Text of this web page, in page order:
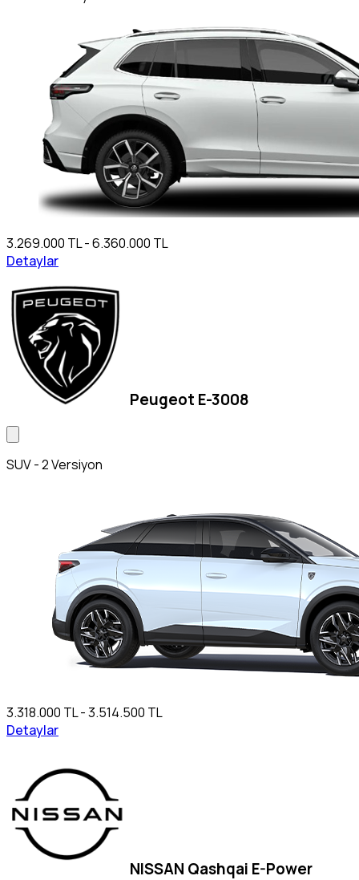
3.269.000 TL - 6.360.000 TL
Detaylar
Peugeot E-3008
SUV - 2 Versiyon
3.318.000 TL - 3.514.500 TL
Detaylar
NISSAN Qashqai E-Power